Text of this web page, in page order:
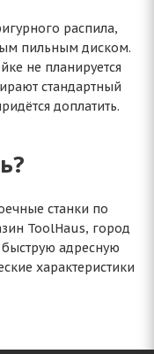
распила,
пильным диском.
не планируется
стандартный
доплатить.
станки по
ToolHaus, город
адресную
характеристики